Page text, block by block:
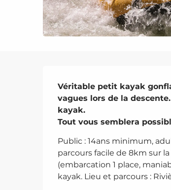
Description
Véritable petit kayak
vagues lors de la
kayak.
Tout vous semblera
Public : 14ans minimum,
parcours facile de 8km sur
(embarcation 1 place,
kayak. Lieu et parcours :